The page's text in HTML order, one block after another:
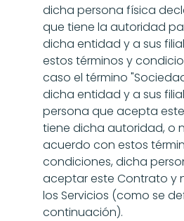
dicha persona física
que tiene la autoridad
dicha entidad y a sus
estos términos y
caso el término
dicha entidad y a sus
persona que acepta
tiene dicha autoridad, o
acuerdo con estos
condiciones, dicha
aceptar este Contrato y
los Servicios (como se
continuación).